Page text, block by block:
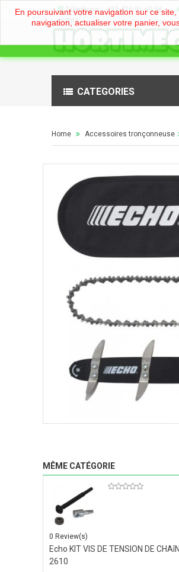
Telephone: +32476 91 60 96
comte
CATEGORIES
Home Accessoires tronçonneuse
MÊME CATÉGORIE
0 Review(s)
Echo KIT VIS DE TENSION DE
2610
En poursuivant votre navigation sur ce
navigation, actualiser votre panier,